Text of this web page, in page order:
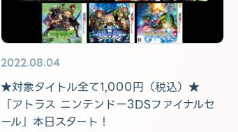
2022.08.04
★対象タイトル全て1,000円（税込）★
「アトラス ニンテンドー3DSファイナルセ
ール」本日スタート！